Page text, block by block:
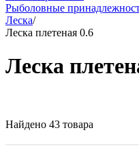
Рыболовные
Леска/
Леска плетеная 0.6
Леска
Найдено 43 товара